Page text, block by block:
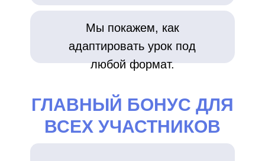
ГЛАВНЫЙ БОНУС ДЛЯ
ВСЕХ УЧАСТНИКОВ
Мы покажем, как
адаптировать урок под
любой формат.